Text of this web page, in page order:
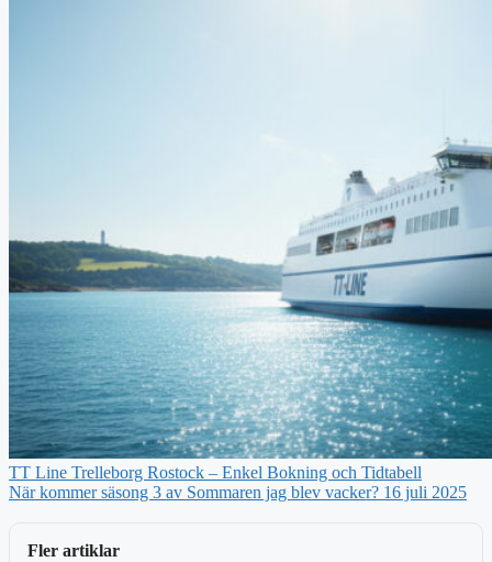
TT Line Trelleborg Rostock – Enkel Bokning och Tidtabell
När kommer säsong 3 av Sommaren jag blev vacker? 16 juli 2025
Fler artiklar